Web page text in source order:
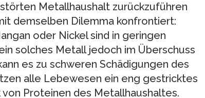
Metallhaushalt zurückzuführen
demselben Dilemma konfrontiert:
oder Nickel sind in geringen
solches Metall jedoch im Überschuss
es zu schweren Schädigungen des
alle Lebewesen ein eng gestricktes
Proteinen des Metallhaushaltes.